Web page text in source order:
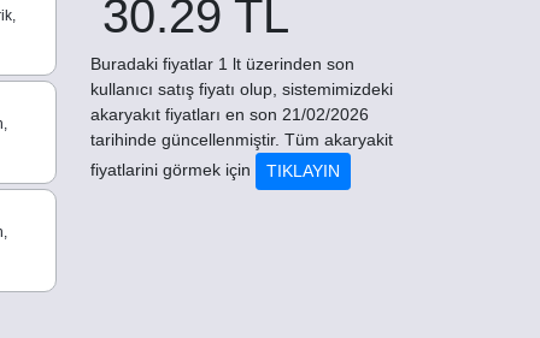
30.29 TL
Buradaki fiyatlar 1 lt üzerinden son
kullanıcı satış fiyatı olup, sistemimizdeki
akaryakıt fiyatları en son 21/02/2026
tarihinde güncellenmiştir. Tüm akaryakit
fiyatlarini görmek için
TIKLAYIN